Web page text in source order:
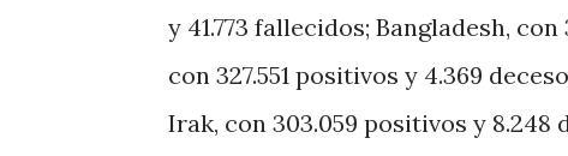
y 41.773 fallecidos; Bangladesh,
con 327.551 positivos y 4.369
Irak, con 303.059 positivos y 8.248